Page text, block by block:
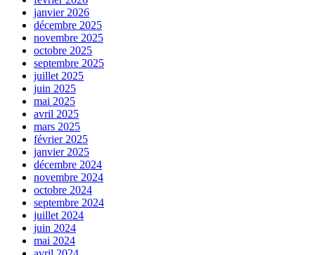
janvier 2026
décembre 2025
novembre 2025
octobre 2025
septembre 2025
juillet 2025
juin 2025
mai 2025
avril 2025
mars 2025
février 2025
janvier 2025
décembre 2024
novembre 2024
octobre 2024
septembre 2024
juillet 2024
juin 2024
mai 2024